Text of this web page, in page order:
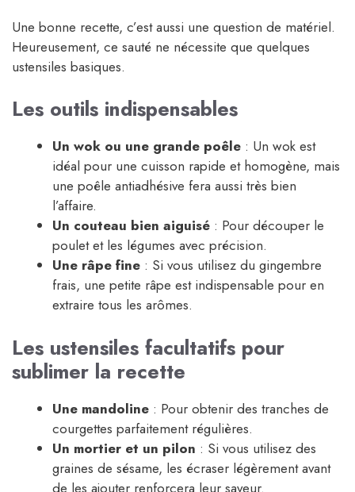
Une bonne recette, c’est aussi une question de matériel.
Heureusement, ce sauté ne nécessite que quelques
ustensiles basiques.
Les outils indispensables
Un wok ou une grande poêle : Un wok est
idéal pour une cuisson rapide et homogène, mais
une poêle antiadhésive fera aussi très bien
l’affaire.
Un couteau bien aiguisé : Pour découper le
poulet et les légumes avec précision.
Une râpe fine : Si vous utilisez du gingembre
frais, une petite râpe est indispensable pour en
extraire tous les arômes.
Les ustensiles facultatifs pour
sublimer la recette
Une mandoline : Pour obtenir des tranches de
courgettes parfaitement régulières.
Un mortier et un pilon : Si vous utilisez des
graines de sésame, les écraser légèrement avant
de les ajouter renforcera leur saveur.